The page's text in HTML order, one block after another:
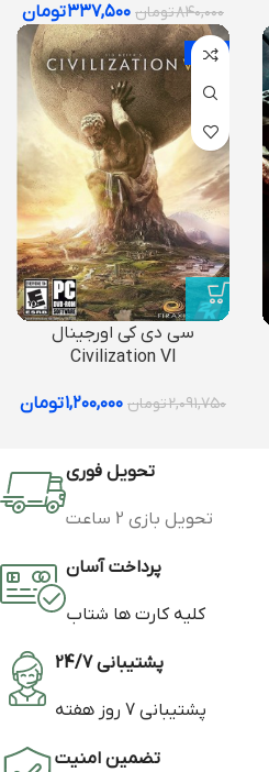
۸۴۰,۰۰۰تومان ۳۳۷,۵۰۰تومان
-43%
سی دی کی اورجینال
Civilization VI
۲,۰۹۱,۷۵۰تومان ۱,۲۰۰,۰۰۰تومان
تحویل فوری
تحویل بازی 2 ساعت
پرداخت آسان
کلیه کارت ها شتاب
پشتیبانی 24/7
پشتیبانی 7 روز هفته
تضمین امنیت